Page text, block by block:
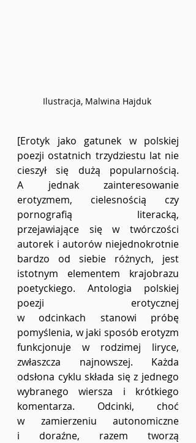
Ilustracja, Malwina Hajduk
[Erotyk jako gatunek w polskiej
poezji ostatnich trzydziestu lat nie
cieszył się dużą popularnością.
A jednak zainteresowanie
erotyzmem, cielesnością czy
pornografią literacką,
przejawiające się w twórczości
autorek i autorów niejednokrotnie
bardzo od siebie różnych, jest
istotnym elementem krajobrazu
poetyckiego. Antologia polskiej
poezji erotycznej
w odcinkach stanowi próbę
pomyślenia, w jaki sposób erotyzm
funkcjonuje w rodzimej liryce,
zwłaszcza najnowszej. Każda
odsłona cyklu składa się z jednego
wybranego wiersza i krótkiego
komentarza. Odcinki, choć
w zamierzeniu autonomiczne
i doraźne, razem tworzą